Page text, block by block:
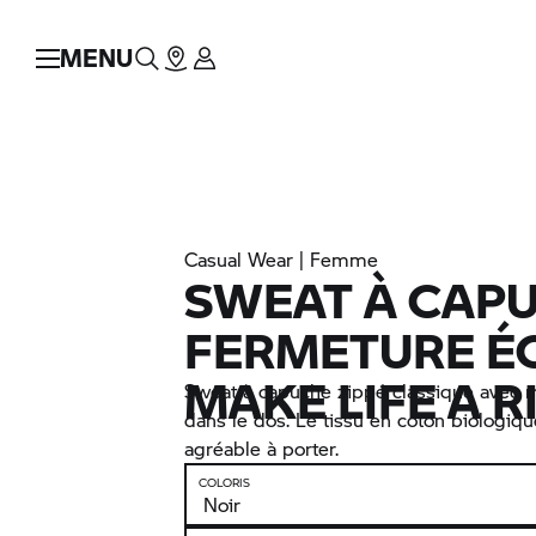
MENU
Casual Wear | Femme
SWEAT À
FERMETURE
MAKE LIFE A
Sweat à capuche zippé classique
dans le dos. Le tissu en coton
agréable à porter.
COLORIS